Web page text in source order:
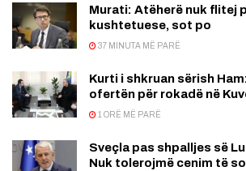
Murati: Atëherë nuk flitej
kushtetuese, sot po
37 MINUTA MË PARË
Kurti i shkruan sërish
ofertën për rokadë në
1 ORË MË PARË
Sveçla pas shpalljes së
Nuk tolerojmë cenim të